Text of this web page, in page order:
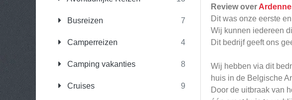
Busreizen 7
Camperreizen 4
Camping vakanties 8
Cruises 9
Review over
Dit was onze eerste
Wij kunnen iedereen
Dit bedrijf geeft ons
Wij hebben via dit
huis in de Belgische
Door de uitbraak van